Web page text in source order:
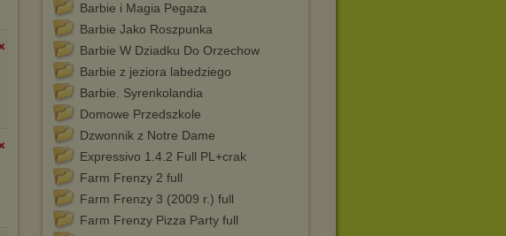
Barbie i Magia Pegaza
Barbie Jako Roszpunka
Barbie W Dziadku Do Orzechow
Barbie z jeziora labedziego
Barbie. Syrenkolandia
Domowe Przedszkole
Dzwonnik z Notre Dame
Expressivo 1.4.2 Full PL+crak
Farm Frenzy 2 full
Farm Frenzy 3 (2009 r.) full
Farm Frenzy Pizza Party full